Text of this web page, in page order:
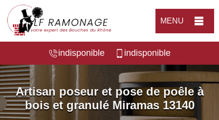
MENU
indisponible indisponible
Artisan poseur et pose de poêle à
bois et granulé Miramas 13140